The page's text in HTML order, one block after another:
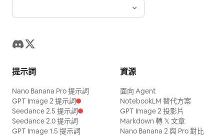
提示詞
Nano Banana Pro 提示詞
GPT Image 2 提示詞
Seedance 2.5 提示詞
Seedance 2.0 提示詞
GPT Image 1.5 提示詞
資源
面向 Agent
NotebookLM 替代方案
GPT Image 2 投影片
Markdown 轉 𝕏 文章
Nano Banana 2 與 Pro 對比